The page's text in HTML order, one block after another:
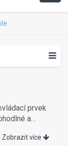
prvek
a
závitovým
Zobrazit více